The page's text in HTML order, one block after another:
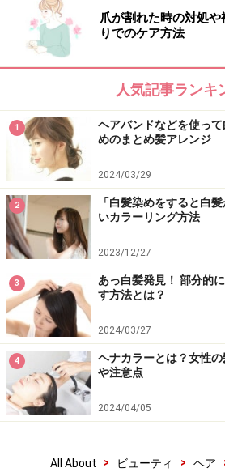
上手な白髪染めとの付き
「ヘアカラー」を探そう！
カラーリングは白髪を隠すだけで
ジを変える手段でもあります。「
髪の色を「パーソナルカラー」に
たをより美しく魅せてくれること、
リンク： あなたに似合う「ヘアカラー」を探そう！ [女
爪が割れた時の対処
りでのケア方法
人気記事ランキ
1
ヘアバンドなどを使っ
めのまとめ髪アレンジ
2024/03/29
2
「白髪染めをすると白
いカラーリング方法
2023/12/27
3
あっ白髪発見！ 部分的
す方法とは？
2024/03/27
4
ヘナカラーとは？女性
や注意点
2024/04/05
All About > ビューティ > ヘア